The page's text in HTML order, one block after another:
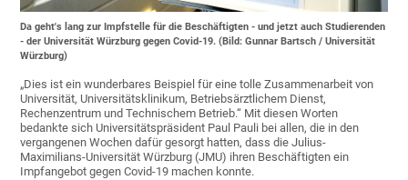
Da geht's lang zur Impfstelle für die Beschäftigten - und jetzt auch Studierenden
- der Universität Würzburg gegen Covid-19. (Bild: Gunnar Bartsch / Universität
Würzburg)
„Dies ist ein wunderbares Beispiel für eine tolle Zusammenarbeit von
Universität, Universitätsklinikum, Betriebsärztlichem Dienst,
Rechenzentrum und Technischem Betrieb.“ Mit diesen Worten
bedankte sich Universitätspräsident Paul Pauli bei allen, die in den
vergangenen Wochen dafür gesorgt hatten, dass die Julius-
Maximilians-Universität Würzburg (JMU) ihren Beschäftigten ein
Impfangebot gegen Covid-19 machen konnte.